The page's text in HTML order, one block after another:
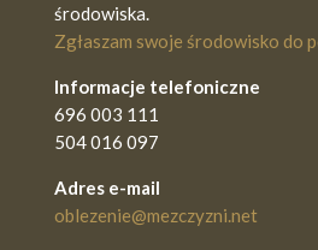
środowiska.
Zgłaszam swoje środowisko do
Informacje telefoniczne
696 003 111
504 016 097
Adres e-mail
oblezenie@mezczyzni.net